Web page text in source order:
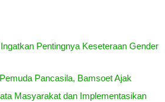
Pentingnya Keseteraan Gender
Pancasila, Bamsoet Ajak
Masyarakat dan Implementasikan